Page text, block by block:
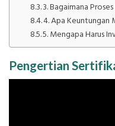
3. Bagaimana
4. Apa Keuntungan
5. Mengapa Harus
Pengertian